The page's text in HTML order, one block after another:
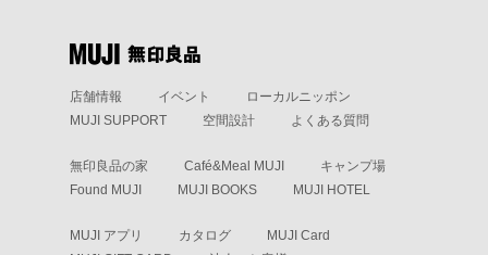
店舗情報 イベント
ローカルニッポン
MUJI SUPPORT
空間設計 よくある質問
無印良品の家 Café&Meal MUJI
キャンプ場
Found MUJI
MUJI BOOKS MUJI HOTEL
MUJI アプリ カタログ
MUJI Card